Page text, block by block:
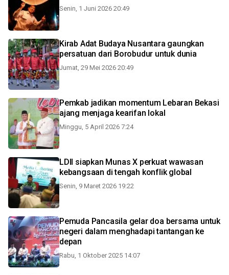
Senin, 1 Juni 2026 20:49
Kirab Adat Budaya Nusantara gaungkan
persatuan dari Borobudur untuk dunia
Jumat, 29 Mei 2026 20:49
Pemkab jadikan momentum Lebaran Bekasi
ajang menjaga kearifan lokal
Minggu, 5 April 2026 7:24
LDII siapkan Munas X perkuat wawasan
kebangsaan di tengah konflik global
Senin, 9 Maret 2026 19:22
Pemuda Pancasila gelar doa bersama untuk
negeri dalam menghadapi tantangan ke
depan
Rabu, 1 Oktober 2025 14:07